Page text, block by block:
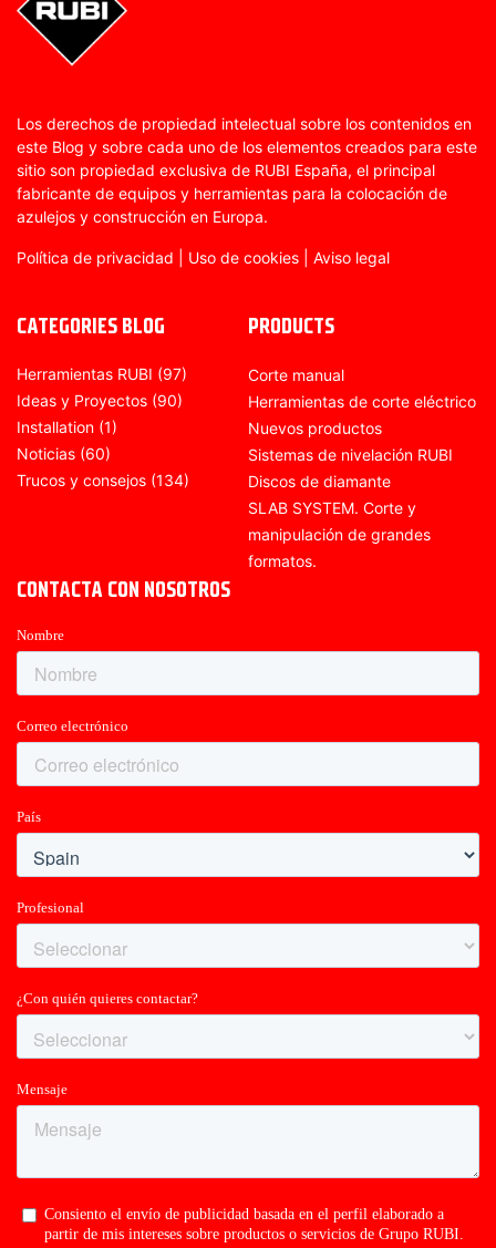
Los derechos de propiedad intelectual sobre los contenidos en
este Blog y sobre cada uno de los elementos creados para este
sitio son propiedad exclusiva de RUBI España, el principal
fabricante de equipos y herramientas para la colocación de
azulejos y construcción en Europa.
Política de privacidad Uso de cookies Aviso legal
CATEGORIES BLOG
Herramientas RUBI (97)
Ideas y Proyectos (90)
Installation (1)
Noticias (60)
Trucos y consejos (134)
PRODUCTS
Corte manual
Herramientas de corte eléctrico
Nuevos productos
Sistemas de nivelación RUBI
Discos de diamante
SLAB SYSTEM. Corte y
manipulación de grandes
formatos.
CONTACTA CON NOSOTROS